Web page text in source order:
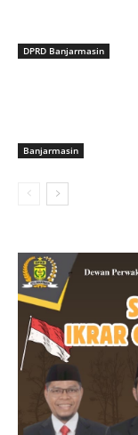
DPRD Banjarmasin
Banjarmasin